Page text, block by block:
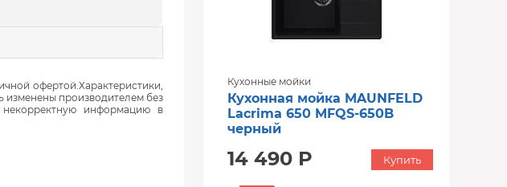
офертой.Характеристики,
изменены производителем без
информацию в
Кухонные мойки
Кухонная мойка MAUNFELD
Lacrima 650 MFQS-650B
черный
14 490 Р Купить